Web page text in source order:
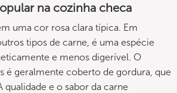
na cozinha checa
uma cor rosa clara típica. Em
tipos de carne, é uma espécie
e menos digerível. O
é geralmente coberto de gordura, que
qualidade e o sabor da carne